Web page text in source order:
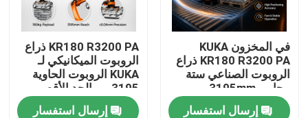
في المخزون KUKA
KR180 R3200 PA ذراع
الروبوت الصناعي ستة
محاور، 3195mm
الوصول
إرسال استفسار
KR180 R3200 PA ذراع
الروبوت الميكانيكي لـ
KUKA الروبوت الحاوية
3195 مم الحد الأقصى
للوصول
إرسال استفسار